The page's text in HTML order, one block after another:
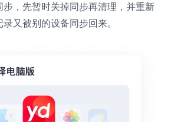
步，先暂时关掉同步再清理，并重新
又被别的设备同步回来。